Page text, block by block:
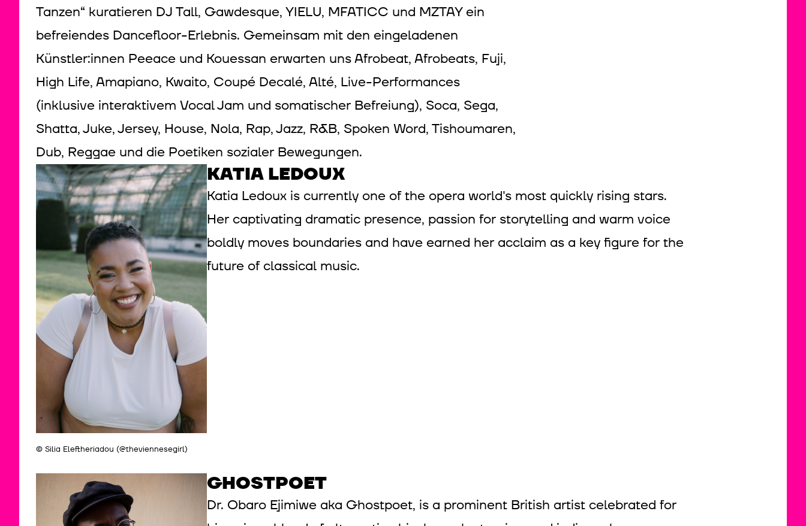
Tanzen“ kuratieren DJ Tall, Gawdesque, YIELU, MFATICC und MZTAY ein
befreiendes Dancefloor-Erlebnis. Gemeinsam mit den eingeladenen
Künstler:innen Peeace und Kouessan erwarten uns Afrobeat, Afrobeats, Fuji,
High Life, Amapiano, Kwaito, Coupé Decalé, Alté, Live-Performances
(inklusive interaktivem Vocal Jam und somatischer Befreiung), Soca, Sega,
Shatta, Juke, Jersey, House, Nola, Rap, Jazz, R&B, Spoken Word, Tishoumaren,
Dub, Reggae und die Poetiken sozialer Bewegungen.
© Silia Eleftheriadou (@theviennesegirl)
KATIA LEDOUX
Katia Ledoux is currently one of the opera world's most quickly rising stars.
Her captivating dramatic presence, passion for storytelling and warm voice
boldly moves boundaries and have earned her acclaim as a key figure for the
future of classical music.
GHOSTPOET
Dr. Obaro Ejimiwe aka Ghostpoet, is a prominent British artist celebrated for